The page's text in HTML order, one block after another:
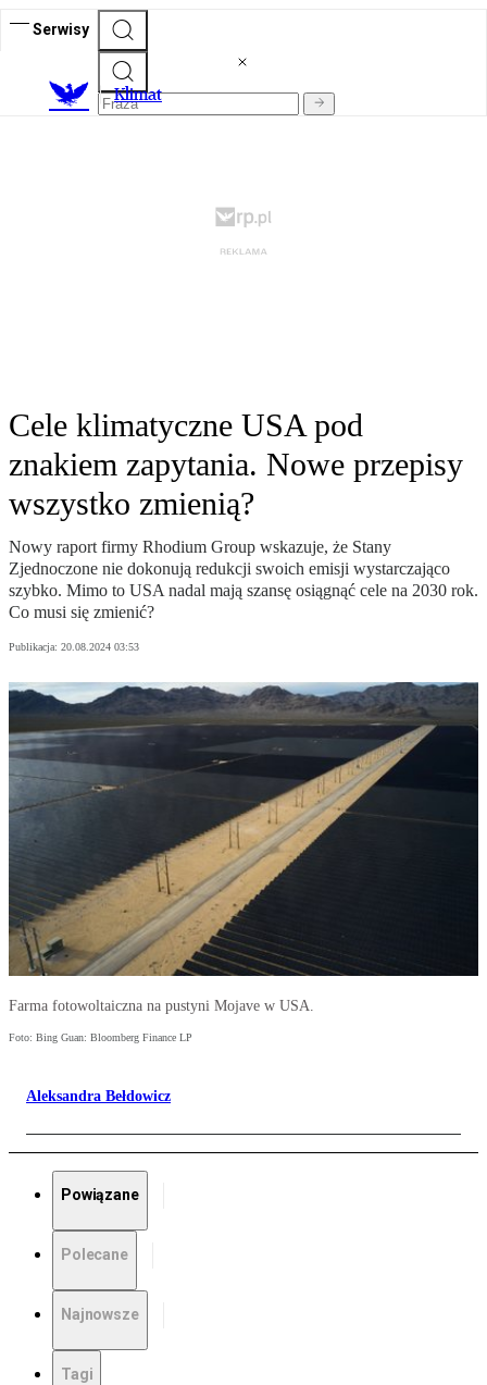
Serwisy
Klimat
Cele klimatyczne USA pod
znakiem zapytania. Nowe przepisy
wszystko zmienią?
Nowy raport firmy Rhodium Group wskazuje, że Stany
Zjednoczone nie dokonują redukcji swoich emisji wystarczająco
szybko. Mimo to USA nadal mają szansę osiągnąć cele na 2030 rok.
Co musi się zmienić?
Publikacja: 20.08.2024 03:53
Farma fotowoltaiczna na pustyni Mojave w USA.
Foto: Bing Guan: Bloomberg Finance LP
Aleksandra Bełdowicz
Powiązane
Polecane
Najnowsze
Tagi